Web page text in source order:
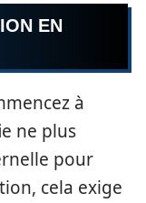
EN
à
ne plus
pour
cela exige